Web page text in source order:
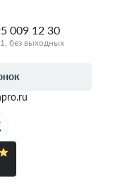
009 12 30
без выходных